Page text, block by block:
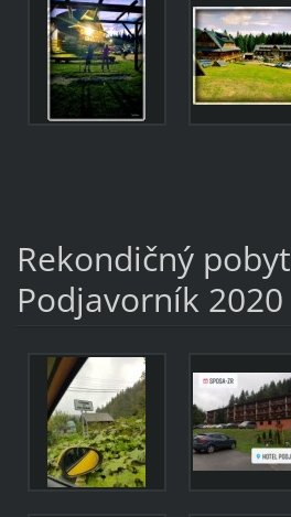
Rekondičný pobyt
Podjavorník 2020